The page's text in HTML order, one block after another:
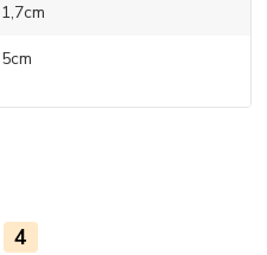
1,7cm
5cm
4